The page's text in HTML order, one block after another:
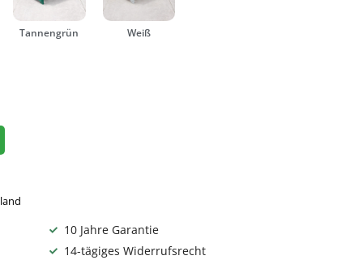
Tannengrün Weiß
10 Jahre Garantie
14-tägiges Widerrufsrecht